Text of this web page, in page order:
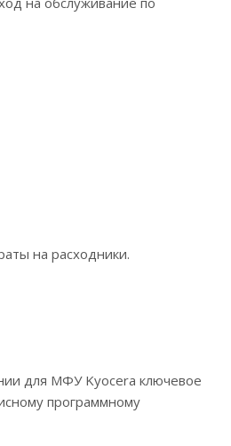
на расходники.
для МФУ Kyocera ключевое
программному